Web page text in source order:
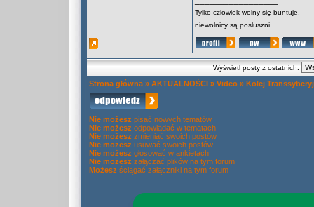
Tylko człowiek wolny się buntuje,
niewolnicy są posłuszni.
Wyświetl posty z ostatnich:
Strona główna » AKTUALNOŚCI » Video » Kolej
Nie możesz pisać nowych tematów
Nie możesz odpowiadać w tematach
Nie możesz zmieniać swoich postów
Nie możesz usuwać swoich postów
Nie możesz głosować w ankietach
Nie możesz załączać plików na tym forum
Możesz ściągać załączniki na tym forum